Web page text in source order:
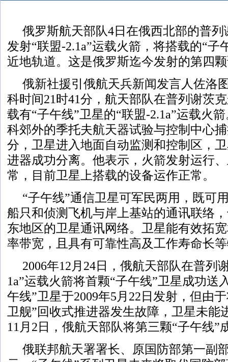
俄罗斯航天部队4日在俄西北部的普
发射“联盟-2.1a”运载火箭，将搭载的“子
近地轨道。这是俄罗斯迄今发射的第四
俄新社援引俄航天兵新闻发言人佐洛
科时间21时41分，航天部队在普列谢茨
载有“子午线”卫星的“联盟-2.1a”运载火
科郊外的季托夫航天器试验与控制中心
分，卫星进入地面自动监测和控制区，
进器成功分离。他表示，火箭发射运行
常，目前卫星上搭载的设备运作正常。
“子午线”通信卫星可军民两用，既可
船只和侦测飞机与岸上基站的通讯联络
东地区的卫星通讯网络。卫星能有效拓
率带宽，且具有可靠性高及工作寿命长
2006年12月24日，俄航天部队在普列
1a”运载火箭将首颗“子午线”卫星成功送
午线”卫星于2009年5月22日发射，但由
卫舰”回收式推进器发生故障，卫星未能
11月2日，俄航天部队将第三颗“子午线”
俄联邦航天署署长、原国防部第一副